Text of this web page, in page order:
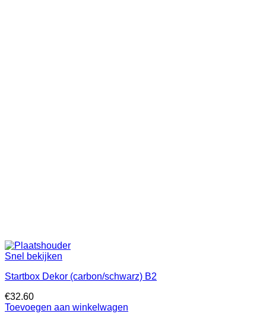
Snel bekijken
Startbox Dekor (carbon/schwarz) B2
€32.60
Toevoegen aan winkelwagen